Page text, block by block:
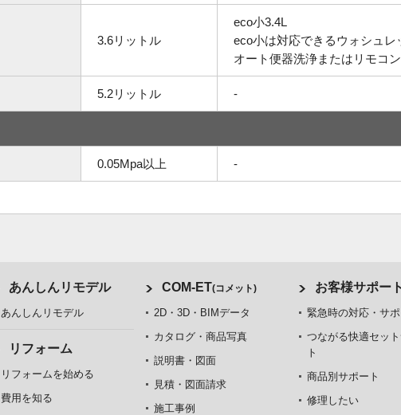
3.6リットル
eco小3.4L
eco小は対応できるウォシュ
オート便器洗浄またはリモコ
5.2リットル -
0.05Mpa以上 -
あんしんリモデル
あんしんリモデル
リフォーム
リフォームを始める
費用を知る
COM-ET(コメット)
2D・3D・BIMデータ
カタログ・商品写真
説明書・図面
見積・図面請求
施工事例
お客様サポー
緊急時の対応・サ
つながる快適セッ
ト
商品別サポート
修理したい